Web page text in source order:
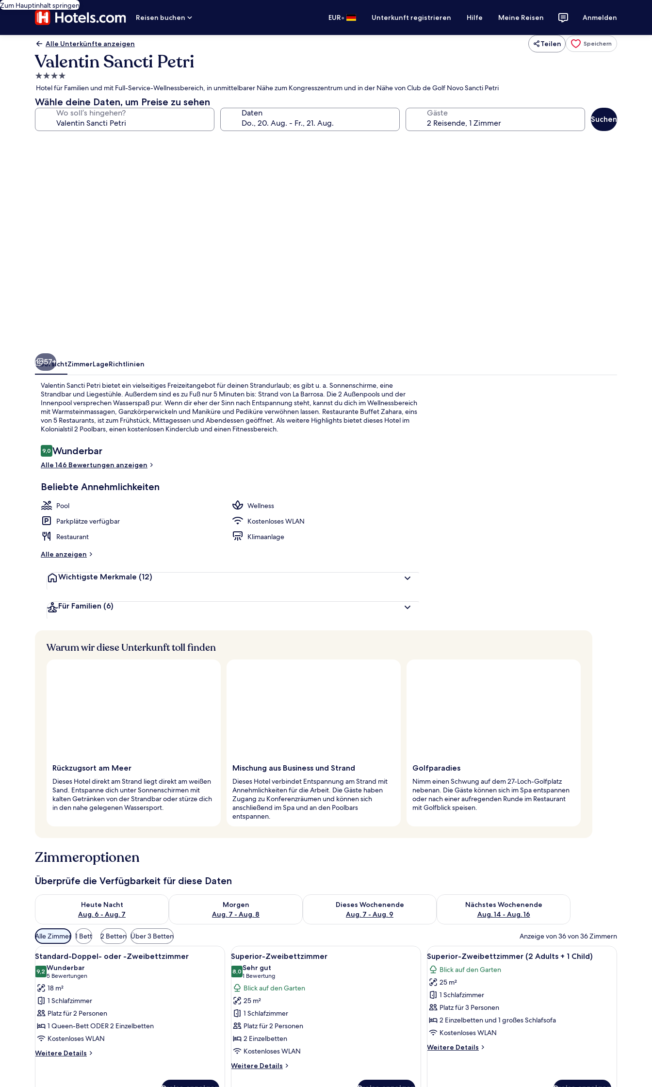
Zum Hauptinhalt springen
Reisen buchen
EUR• Unterkunft registrieren Hilfe Meine Reisen Anmelden
Alle Unterkünfte anzeigen Teilen Speichern
Valentin Sancti Petri
4.0-
Sterne-
Unterkunft
Hotel für Familien und mit Full-Service-Wellnessbereich, in unmittelbarer Nähe zum Kongresszentrum und in der Nähe von Club de Golf Novo Sancti Petri
Wähle deine Daten, um Preise zu sehen
Wo soll’s hingehen? Daten Gäste
Suchen
5 Restaurants; Frühstück, Mittagessen und Abendessen werden serviert
57+
ÜbersichtZimmerLageRichtlinien
Valentin Sancti Petri bietet ein vielseitiges Freizeitangebot für deinen Strandurlaub; es gibt u. a. Sonnenschirme, eine
Strandbar und Liegestühle. Außerdem sind es zu Fuß nur 5 Minuten bis: Strand von La Barrosa. Die 2 Außenpools und der
Innenpool versprechen Wasserspaß pur. Wenn dir eher der Sinn nach Entspannung steht, kannst du dich im Wellnessbereich
mit Warmsteinmassagen, Ganzkörperwickeln und Maniküre und Pediküre verwöhnen lassen. Restaurante Buffet Zahara, eins
von 5 Restaurants, ist zum Frühstück, Mittagessen und Abendessen geöffnet. Als weitere Highlights bietet dieses Hotel im
Kolonialstil 2 Poolbars, einen kostenlosen Kinderclub und einen Fitnessbereich.
Bewertungen
9,09,0 von 10.
Wunderbar
Alle 146 Bewertungen anzeigen
Beliebte Annehmlichkeiten
Pool
Wellness
Parkplätze verfügbar
Kostenloses WLAN
Restaurant
Klimaanlage
Alle anzeigen
Wichtigste Merkmale (12)
Für Familien (6)
Warum wir diese Unterkunft toll finden
Rückzugsort am Meer
Dieses Hotel direkt am Strand liegt direkt am weißen
Sand. Entspanne dich unter Sonnenschirmen mit
kalten Getränken von der Strandbar oder stürze dich
in den nahe gelegenen Wassersport.
Mischung aus Business und Strand
Dieses Hotel verbindet Entspannung am Strand mit
Annehmlichkeiten für die Arbeit. Die Gäste haben
Zugang zu Konferenzräumen und können sich
anschließend im Spa und an den Poolbars
entspannen.
Golfparadies
Nimm einen Schwung auf dem 27-Loch-Golfplatz
nebenan. Die Gäste können sich im Spa entspannen
oder nach einer aufregenden Runde im Restaurant
mit Golfblick speisen.
Zimmeroptionen
Überprüfe die Verfügbarkeit für diese Daten
Heute Nacht
Aug. 6 - Aug. 7
Überprüfe die Verfügbarkeit für heute Nacht, Aug. 6 - Aug. 7.
Morgen
Aug. 7 - Aug. 8
Überprüfe die Verfügbarkeit für morgen, Aug. 7 - Aug. 8.
Dieses Wochenende
Aug. 7 - Aug. 9
Überprüfe die Verfügbarkeit für dieses Wochenende, Aug. 7 - Aug. 9.
Nächstes Wochenende
Aug. 14 - Aug. 16
Überprüfe die Verfügbarkeit für nächstes Wochenende, Aug.
Verfügbare
Filter
für
Zimmer
Alle Zimmer 1 Bett 2 Betten Über 3 Betten Anzeige von 36 von 36 Zimmern
Alle
Fotos
für
Standard-
Doppel-
oder
-
Zweibettzimmer
anzeigen
Ein Hotelzimmer mit einem großen Bett, einem Schreibtisch, einem Sessel, einem Fernseher und einem Balkon mit Blick.
3
Standard-Doppel- oder -Zweibettzimmer
9,29,2 von 10
Wunderbar
5 Bewertungen
(5
Bewertungen)
18 m²
1 Schlafzimmer
Platz für 2 Personen
1 Queen-Bett ODER 2 Einzelbetten
Kostenloses WLAN
Weitere Details
Weitere
Alle
Fotos
für
Superior-
Zweibettzimmer
anzeigen
Ein Hotelzimmer mit einem großen Bett, zwei Nachttischen, einem Schreibtisch und einem Balkon mit Aussicht.
3
Superior-Zweibettzimmer
8,08,0 von 10
Sehr gut
1 Bewertung
(1
Bewertung)
Blick auf den Garten
25 m²
1 Schlafzimmer
Platz für 2 Personen
2 Einzelbetten
Kostenloses WLAN
Weitere Details
Weitere
Alle
Fotos
für
Superior-
Zweibettzimmer
(2
Adults
+
Child)
Ein Hotelzimmer mit einem großen Bett,
3
Superior-Zweibettzimmer (2 Adults + 1 Child)
Blick auf den Garten
25 m²
1 Schlafzimmer
Platz für 3 Personen
2 Einzelbetten und 1 großes Schlafsofa
Kostenloses WLAN
Weitere Details
Weitere